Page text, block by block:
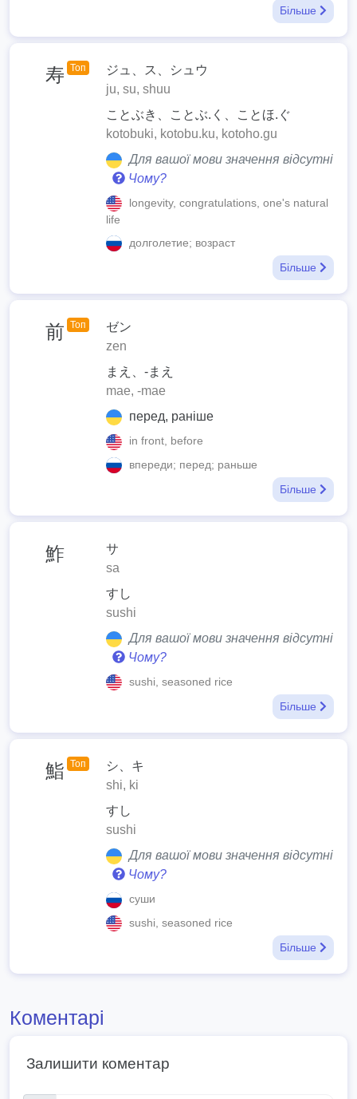
Більше
寿 Топ
ジュ、ス、シュウ
ju, su, shuu
ことぶき、ことぶ.く、ことほ.ぐ
kotobuki, kotobu.ku, kotoho.gu
Для вашої мови значення відсутні
Чому?
longevity, congratulations, one's natural
life
долголетие; возраст
Більше
前 Топ
ゼン
zen
まえ、-まえ
mae, -mae
перед, раніше
in front, before
впереди; перед; раньше
Більше
鮓
サ
sa
すし
sushi
Для вашої мови значення відсутні
Чому?
sushi, seasoned rice
Більше
鮨 Топ
シ、キ
shi, ki
すし
sushi
Для вашої мови значення відсутні
Чому?
суши
sushi, seasoned rice
Більше
Коментарі
Залишити коментар